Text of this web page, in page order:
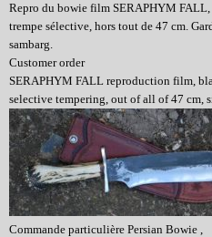
Repro du bowie film SERAPHYM
trempe sélective, hors tout de 47 cm.
sambarg.
Customer order
SERAPHYM FALL reproduction film,
selective tempering, out of all of 47 cm,
Commande particulière Persian Bowie ,